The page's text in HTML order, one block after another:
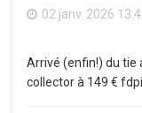
02 janv. 2026
Arrivé (enfin!) du tie
collector à 149 €